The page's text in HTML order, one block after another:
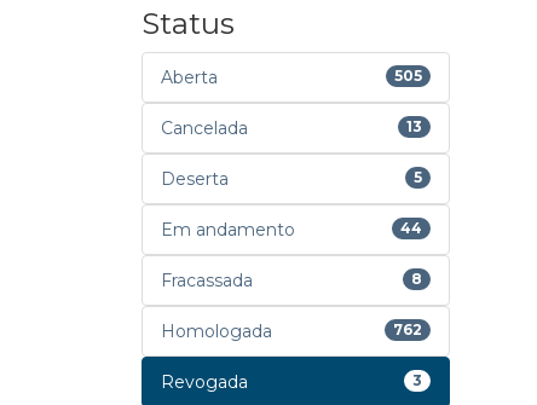
Status
Aberta 505
Cancelada 13
Deserta 5
Em andamento 44
Fracassada 8
Homologada 762
Revogada 3